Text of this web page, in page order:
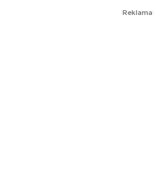
Reklama